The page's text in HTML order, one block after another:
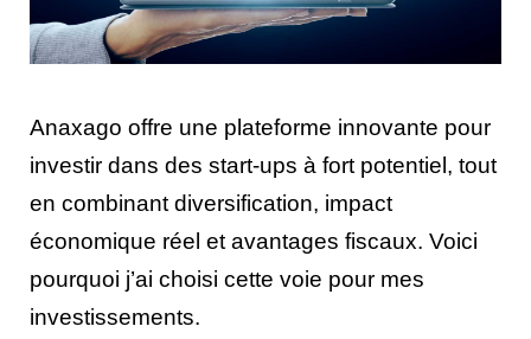
Anaxago offre une plateforme innovante pour
investir dans des start-ups à fort potentiel, tout
en combinant diversification, impact
économique réel et avantages fiscaux. Voici
pourquoi j’ai choisi cette voie pour mes
investissements.